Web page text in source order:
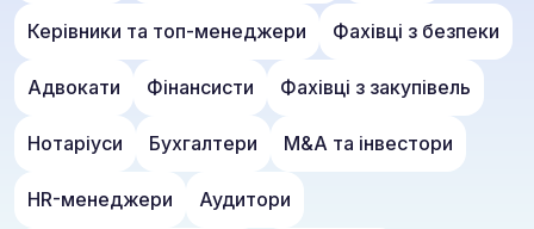
Керівники та топ-менеджери Фахівці з безпеки
Адвокати Фінансисти Фахівці з закупівель
Нотаріуси Бухгалтери M&A та інвестори
HR-менеджери Аудитори